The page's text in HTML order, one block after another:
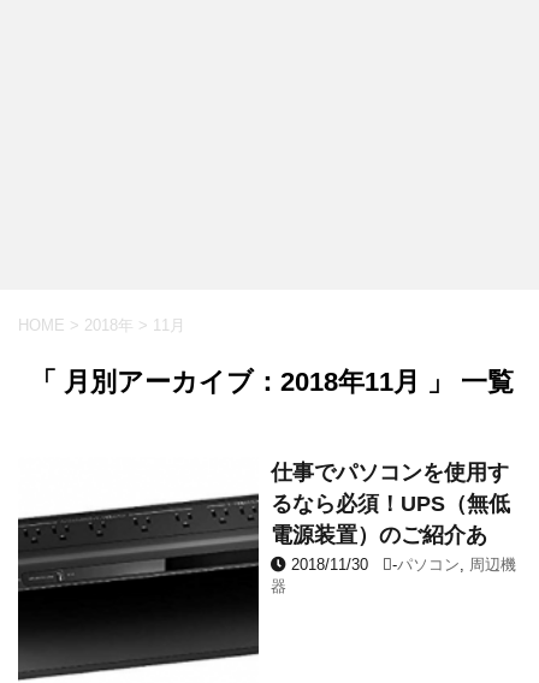
HOME > 2018年 > 11月
「 月別アーカイブ：2018年11月 」 一覧
仕事でパソコンを使用す
るなら必須！UPS（無低
電源装置）のご紹介あ
2018/11/30 -パソコン
周辺機
器